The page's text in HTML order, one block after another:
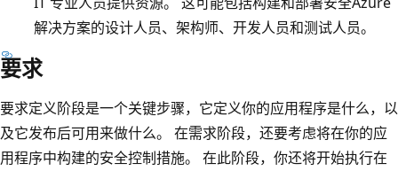
解决方案的设计人员、架构师、开发人员和测试人员。
要求
要求定义阶段是一个关键步骤，它定义你的应用程序是什么，以
及它发布后可用来做什么。 在需求阶段，还要考虑将在你的应
用程序中构建的安全控制措施。 在此阶段，你还将开始执行在